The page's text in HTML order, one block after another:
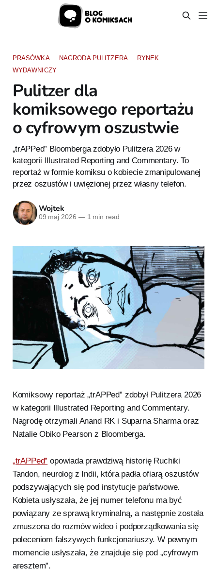
PRASÓWKA NAGRODA PULITZERA
RYNEK
WYDAWNICZY
Pulitzer dla
komiksowego reportażu
o cyfrowym oszustwie
„trAPPed” Bloomberga zdobyło Pulitzera 2026 w
kategorii Illustrated Reporting and Commentary. To
reportaż w formie komiksu o kobiecie zmanipulowanej
przez oszustów i uwięzionej przez własny telefon.
Wojtek
09 maj 2026 —1 min read
Komiksowy reportaż „trAPPed” zdobył Pulitzera 2026
w kategorii Illustrated Reporting and Commentary.
Nagrodę otrzymali Anand RK i Suparna Sharma oraz
Natalie Obiko Pearson z Bloomberga.
„trAPPed” opowiada prawdziwą historię Ruchiki
Tandon, neurolog z Indii, która padła ofiarą oszustów
podszywających się pod instytucje państwowe.
Kobieta usłyszała, że jej numer telefonu ma być
powiązany ze sprawą kryminalną, a następnie została
zmuszona do rozmów wideo i podporządkowania się
poleceniom fałszywych funkcjonariuszy. W pewnym
momencie usłyszała, że znajduje się pod „cyfrowym
aresztem”.